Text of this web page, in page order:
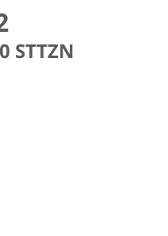
STTZN